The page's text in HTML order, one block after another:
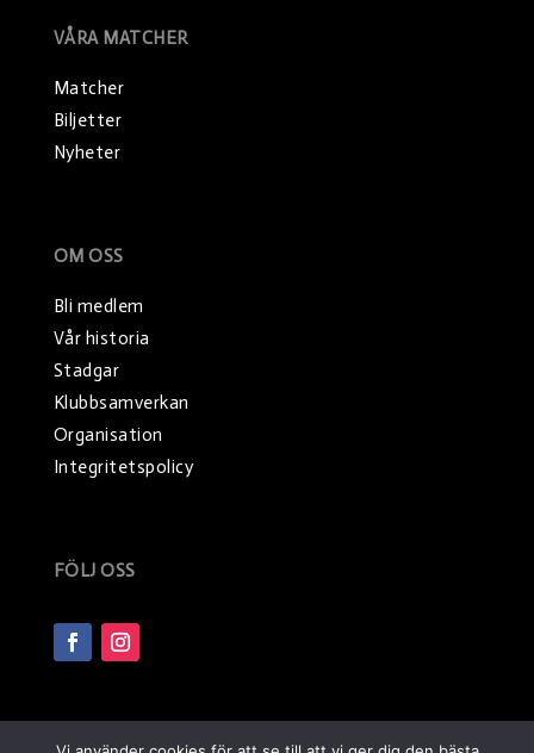
VÅRA MATCHER
Matcher
Biljetter
Nyheter
OM OSS
Bli medlem
Vår historia
Stadgar
Klubbsamverkan
Organisation
Integritetspolicy
FÖLJ OSS